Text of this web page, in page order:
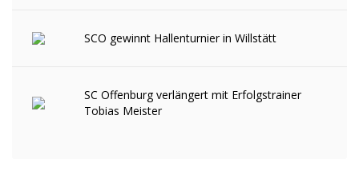
SCO gewinnt Hallenturnier in Willstätt
SC Offenburg verlängert mit Erfolgstrainer
Tobias Meister